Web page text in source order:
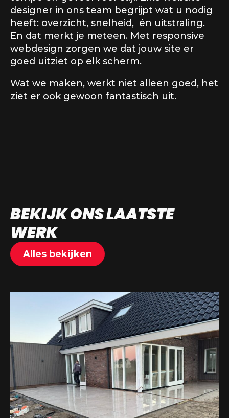
designer in ons team begrijpt wat u nodig
heeft: overzicht, snelheid, én uitstraling.
En dat merkt je meteen. Met responsive
webdesign zorgen we dat jouw site er
goed uitziet op elk scherm.
Wat we maken, werkt niet alleen goed, het
ziet er ook gewoon fantastisch uit.
BEKIJK ONS LAATSTE
WERK
Alles bekijken